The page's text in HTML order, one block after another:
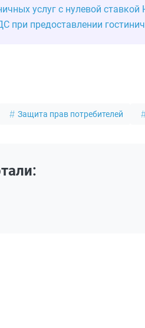
услуг с нулевой
при предоставлении
Защита прав потребителей